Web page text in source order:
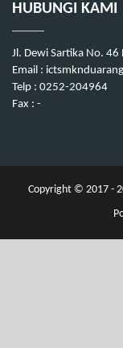
HUBUNGI KAMI
Jl. Dewi Sartika No.
Email :
Telp : 0252-204964
Fax : -
Copyright © 2017 -